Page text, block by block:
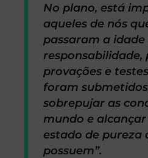
No plano, está
aqueles de nós
passaram a idade
responsabilidade,
provações e
foram
sobrepujar as
mundo e
estado de pureza
possuem”.